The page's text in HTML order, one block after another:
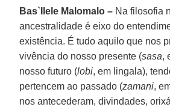
Bas`Ilele Malomalo – Na filosofia
ancestralidade é eixo do
existência. É tudo aquilo que nos
vivência do nosso presente (sasa,
nosso futuro (lobi, em lingala),
pertencem ao passado (zamani,
nos antecederam, divindades,